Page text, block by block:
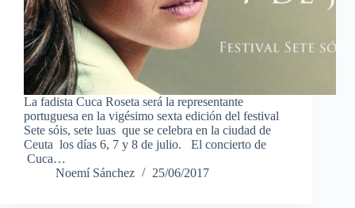
La fadista Cuca Roseta será la representante
portuguesa en la vigésimo sexta edición del festival
Sete sóis, sete luas que se celebra en la ciudad de
Ceuta los días 6, 7 y 8 de julio. El concierto de
Cuca…
Noemí Sánchez
25/06/2017